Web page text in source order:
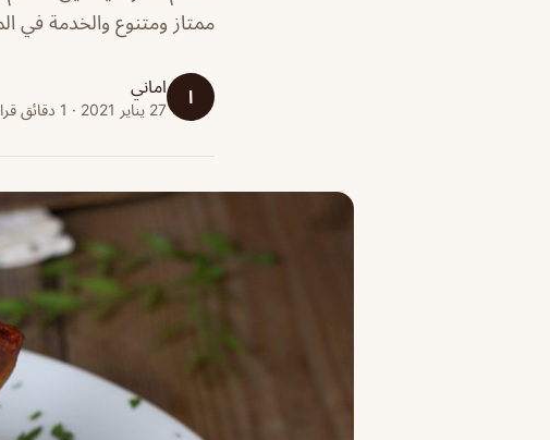
ممتاز ومتنوع والخدمة في
ا اماني
27 يناير 2021 · 1 دقائق قراءة